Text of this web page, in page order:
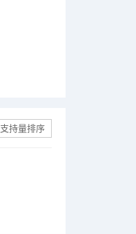
支持量排序